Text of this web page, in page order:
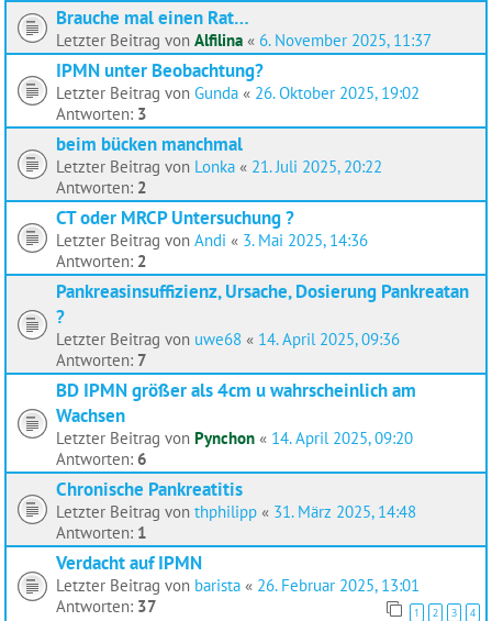
Brauche mal einen Rat…
Letzter Beitrag von Alfilina « 6. November 2025, 11:37
IPMN unter Beobachtung?
Letzter Beitrag von Gunda « 26. Oktober 2025, 19:02
Antworten: 3
beim bücken manchmal
Letzter Beitrag von Lonka « 21. Juli 2025, 20:22
Antworten: 2
CT oder MRCP Untersuchung ?
Letzter Beitrag von Andi « 3. Mai 2025, 14:36
Antworten: 2
Pankreasinsuffizienz, Ursache, Dosierung Pankreatan
?
Letzter Beitrag von uwe68 « 14. April 2025, 09:36
Antworten: 7
BD IPMN größer als 4cm u wahrscheinlich am
Wachsen
Letzter Beitrag von Pynchon « 14. April 2025, 09:20
Antworten: 6
Chronische Pankreatitis
Letzter Beitrag von thphilipp « 31. März 2025, 14:48
Antworten: 1
Verdacht auf IPMN
Letzter Beitrag von barista « 26. Februar 2025, 13:01
Antworten: 37 1 2 3 4